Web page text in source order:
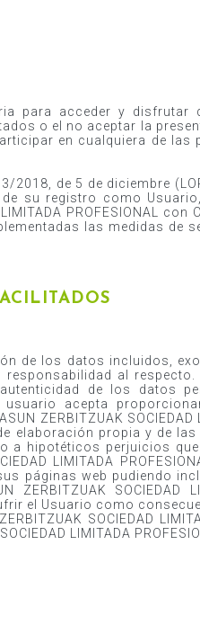
para acceder y disfrutar
o el no aceptar la
en cualquiera de las
2018, de 5 de diciembre
su registro como
PROFESIONAL
las medidas de
de los datos incluidos,
responsabilidad al
de los datos
usuario acepta
ZERBITZUAK SOCIEDAD
elaboración propia y de las
a hipotéticos perjuicios
LIMITADA
páginas web pudiendo
SOCIEDAD
el Usuario como
SOCIEDAD
LIMITADA